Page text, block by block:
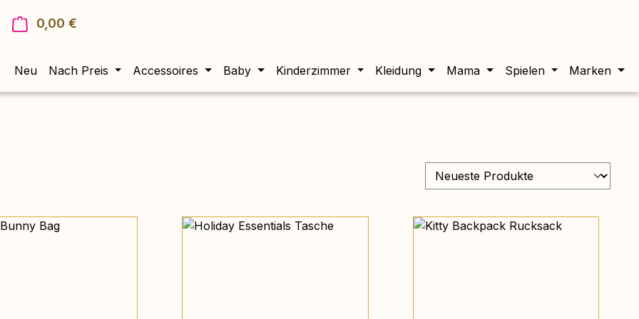
0,00 €
Neu Nach Preis Accessoires Baby Kinderzimmer Kleidung Mama Spielen Marken